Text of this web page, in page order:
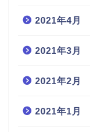
2021年4月
2021年3月
2021年2月
2021年1月